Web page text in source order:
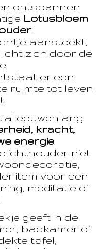
ontspannen
Lotusbloem
.
aansteekt,
zich door de
er een
ruimte tot leven
eeuwenlang
kracht,
energie
niet
item voor een
meditatie of
geeft in de
badkamer of
tafel,